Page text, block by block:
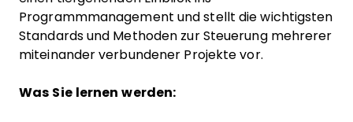
Programmmanagement und stellt die wichtigsten
Standards und Methoden zur Steuerung mehrerer
miteinander verbundener Projekte vor.
Was Sie lernen werden: